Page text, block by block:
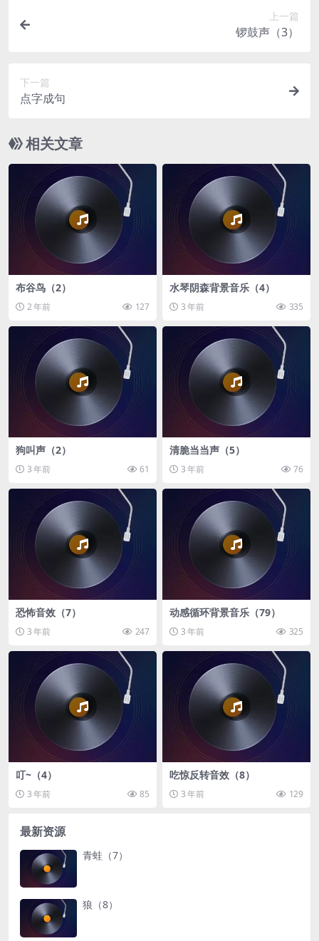
上一篇
锣鼓声（3）
下一篇
点字成句
相关文章
布谷鸟（2）
2 年前 127
水琴阴森背景音乐（4）
3 年前 335
狗叫声（2）
3 年前 61
清脆当当声（5）
3 年前 76
恐怖音效（7）
3 年前 247
动感循环背景音乐（79）
3 年前 325
叮~（4）
3 年前 85
吃惊反转音效（8）
3 年前 129
最新资源
青蛙（7）
狼（8）